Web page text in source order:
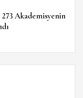
273 Akademisyenin